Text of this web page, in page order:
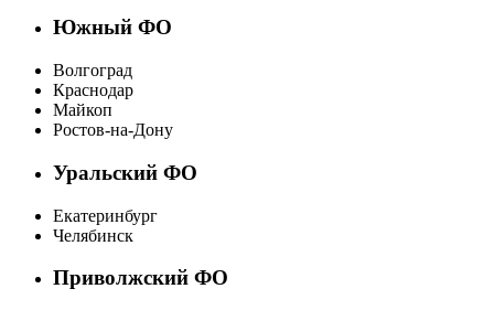
Южный ФО
Волгоград
Краснодар
Майкоп
Ростов-на-Дону
Уральский ФО
Екатеринбург
Челябинск
Приволжский ФО